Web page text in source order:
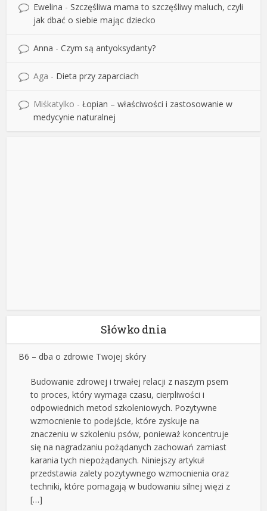
Ewelina -Szczęśliwa mama to szczęśliwy maluch, czyli
jak dbać o siebie mając dziecko
Anna -Czym są antyoksydanty?
Aga - Dieta przy zaparciach
Miśkatylko -Łopian – właściwości i zastosowanie w
medycynie naturalnej
Słówko dnia
B6 – dba o zdrowie Twojej skóry
Budowanie zdrowej i trwałej relacji z naszym psem
to proces, który wymaga czasu, cierpliwości i
odpowiednich metod szkoleniowych. Pozytywne
wzmocnienie to podejście, które zyskuje na
znaczeniu w szkoleniu psów, ponieważ koncentruje
się na nagradzaniu pożądanych zachowań zamiast
karania tych niepożądanych. Niniejszy artykuł
przedstawia zalety pozytywnego wzmocnienia oraz
techniki, które pomagają w budowaniu silnej więzi z
[…]